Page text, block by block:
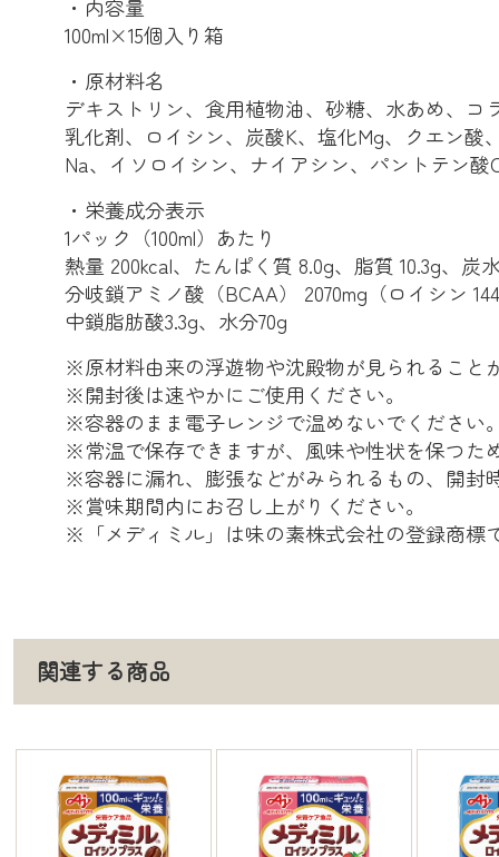
・内容量
100ml×15個入り箱
・原材料名
デキストリン、食用植物油、砂糖、水あめ、
乳化剤、ロイシン、炭酸K、塩化Mg、クエン
Na、イソロイシン、ナイアシン、パントテン酸
・栄養成分表示
1パック（100ml）あたり
熱量 200kcal、たんぱく質 8.0g、脂質 10.3g、
分岐鎖アミノ酸（BCAA） 2070mg（ロイシン
中鎖脂肪酸3.3g、水分70g
※原材料由来の浮遊物や沈殿物が見られること
※開封後は速やかにご使用ください。
※容器のまま電子レンジで温めないでください
※常温で保存できますが、風味や性状を保つた
※容器に漏れ、膨張などがみられるもの、開封
※賞味期間内にお召し上がりください。
※「メディミル」は味の素株式会社の登録商標
関連する商品